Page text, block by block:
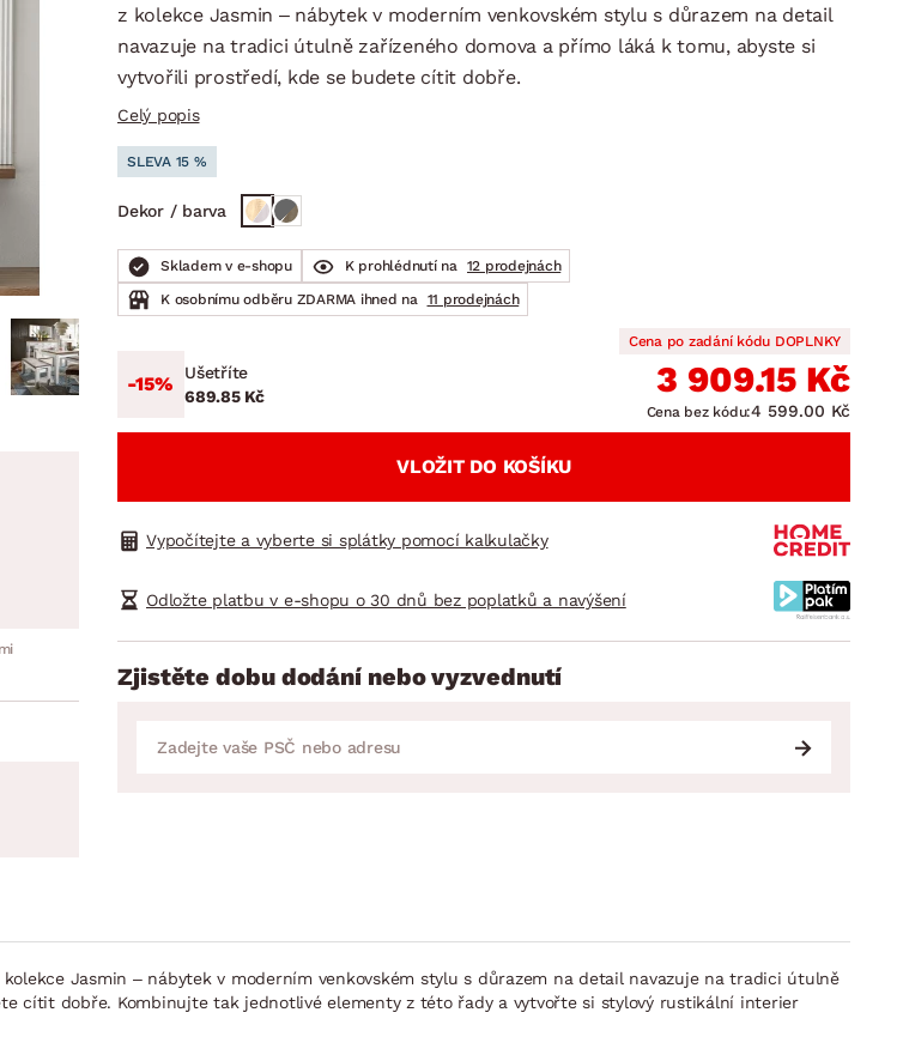
SPOTŘEBIČE ZAHRADNÍ DOPLŇKY VÁNOCE
Zahradní doplňky
Zahradní sestavy
z kolekce Jasmin – nábytek v moderním venkovském stylu s důrazem na detail
navazuje na tradici útulně zařízeného domova a přímo láká k tomu, abyste si
vytvořili prostředí, kde se budete cítit dobře.
Celý popis
SLEVA 15 %
Dekor / barva
Skladem v e-shopu K prohlédnutí na 12 prodejnách
K osobnímu odběru ZDARMA ihned na 11 prodejnách
-15%
Ušetříte
689.85 Kč
Cena po zadání kódu DOPLNKY
3 909.15 Kč
Cena bez kódu:4 599.00 Kč
VLOŽIT DO KOŠÍKU
Vypočítejte a vyberte si splátky pomocí kalkulačky
Odložte platbu v e-shopu o 30 dnů bez poplatků a navýšení
Zjistěte dobu dodání nebo vyzvednutí
Jasmin – nábytek v moderním venkovském stylu s důrazem na detail navazuje na tradici útulně
cítit dobře. Kombinujte tak jednotlivé elementy z této řady a vytvořte si stylový rustikální interier